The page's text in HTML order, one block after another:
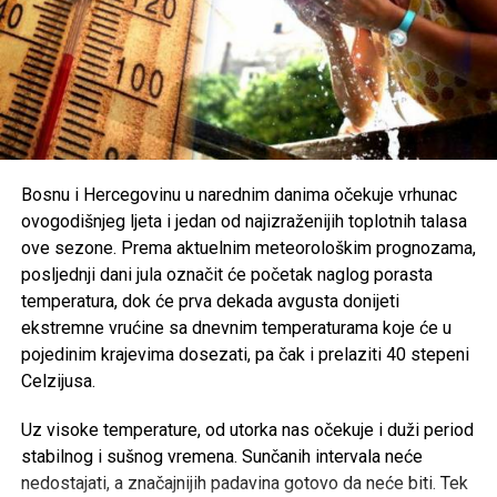
generacijama. Mnogi smatraju da je zabrinjavajuće kada
otkazani koncert ili festivalski događaj postane važniji od
ljudskih života i tragedije koja je pogodila cijelu zajednicu.
Organizatori Zenica Summer Festa poručili su da je odluka
o otkazivanju donesena iz poštovanja prema nastradalima i
njihovim porodicama, naglašavajući da će prilika za muziku
i zabavu uvijek biti, dok izgubljeni životi ne mogu biti
vraćeni.
Brojni građani podržali su ovu odluku, ističući da u
trenucima kolektivne tuge solidarnost i suosjećanje moraju
biti ispred svih drugih interesa.
Rasprava koja se razvila na društvenim mrežama još
jednom je pokazala koliko je važno njegovati kulturu
empatije, poštovanja i odgovornosti, posebno u trenucima
kada cijela zajednica dijeli bol zbog nenadoknadivog
gubitka.
Bosnu i Hercegovinu u narednim danima očekuje vrhunac
ovogodišnjeg ljeta i jedan od najizraženijih toplotnih talasa
ove sezone. Prema aktuelnim meteorološkim prognozama,
posljednji dani jula označit će početak naglog porasta
temperatura, dok će prva dekada avgusta donijeti
ekstremne vrućine sa dnevnim temperaturama koje će u
pojedinim krajevima dosezati, pa čak i prelaziti 40 stepeni
Celzijusa.
Uz visoke temperature, od utorka nas očekuje i duži period
stabilnog i sušnog vremena. Sunčanih intervala neće
nedostajati, a značajnijih padavina gotovo da neće biti. Tek